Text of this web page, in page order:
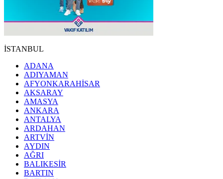
İSTANBUL
ADANA
ADIYAMAN
AFYONKARAHİSAR
AKSARAY
AMASYA
ANKARA
ANTALYA
ARDAHAN
ARTVİN
AYDIN
AĞRI
BALIKESİR
BARTIN